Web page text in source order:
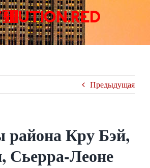
Предыдущая
Кру Бэй,
Сьерра-Леоне